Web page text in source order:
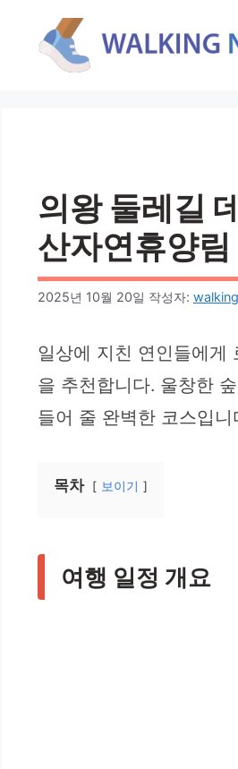
의왕 둘레길
산자연휴양림
2025년 10월 20일 작성자:
일상에 지친 연인들에게
을 추천합니다. 울창한
들어 줄 완벽한 코스입
목차 보이기
여행 일정 개요